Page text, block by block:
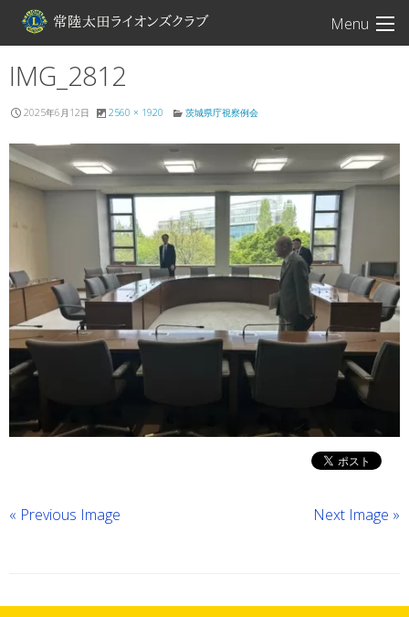
Menu
常陸太田ライオン
IMG_2812
2025年6月12日 2560 × 1920 茨城県庁視察例会
« Previous Image Next Image »